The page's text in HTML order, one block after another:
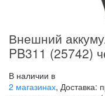
Внешний
PB311 (25742)
В наличии в
2 магазинах, Доставка: